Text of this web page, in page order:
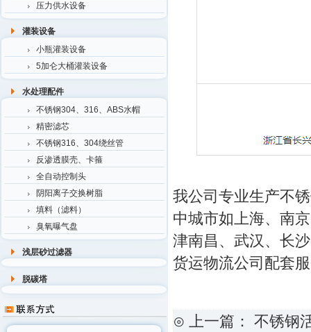
压力供水设备
灌装设备
小瓶灌装设备
5加仑大桶灌装设备
水处理配件
不锈钢304、316、ABS水帽
精密滤芯
不锈钢316、304绕丝管
反渗透膜壳、卡箍
全自动控制头
阴阳离子交换树脂
填料（滤料）
臭氧曝气盘
浅层砂过滤器
脱碳塔
我公司专业生产不
中城市如上海、南
津南昌、武汉、长
货运物流公司配套
⊙ 上一篇： 不锈钢